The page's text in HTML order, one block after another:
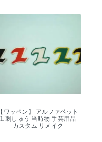
【ワッペン】 アルファベット
L 刺しゅう 当時物 手芸用品
カスタム リメイク